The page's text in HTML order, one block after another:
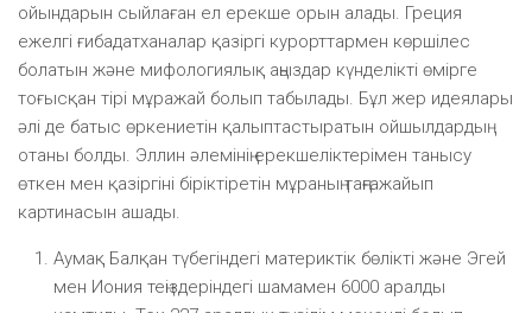
ойындарын сыйлаған ел ерекше орын алады. Греция
ежелгі ғибадатханалар қазіргі курорттармен көршілес
болатын және мифологиялық аңыздар күнделікті өмірге
тоғысқан тірі мұражай болып табылады. Бұл жер идеялары
әлі де батыс өркениетін қалыптастыратын ойшылдардың
отаны болды. Эллин әлемінің ерекшеліктерімен танысу
өткен мен қазіргіні біріктіретін мұраның таңғажайып
картинасын ашады.
Аумақ Балқан түбегіндегі материктік бөлікті және Эгей
мен Иония теңіздеріндегі шамамен 6000 аралды